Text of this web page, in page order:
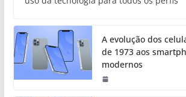
A evolução dos
de 1973 aos
modernos